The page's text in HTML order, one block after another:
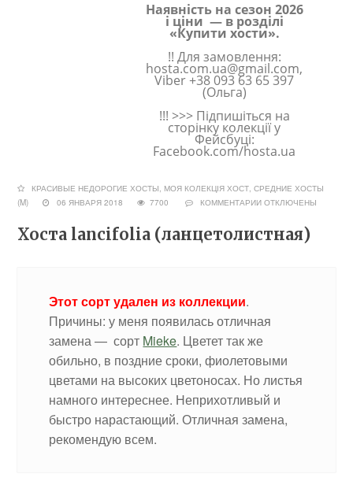
Наявність на сезон 2026
і ціни — в розділі
«Купити хости».
!! Для замовлення:
hosta.com.ua@gmail.com,
Viber +38 093 63 65 397
(Ольга)
!!! >>> Підпишіться на
сторінку колекції у
Фейсбуці:
Facebook.com/hosta.ua
КРАСИВЫЕ НЕДОРОГИЕ ХОСТЫ, МОЯ КОЛЕКЦІЯ ХОСТ,СРЕДНИЕ ХОСТЫ
(M)
06 ЯНВАРЯ 2018 7700 КОММЕНТАРИИ ОТКЛЮЧЕНЫ
Хоста lancifolia (ланцетолистная)
Этот сорт удален из коллекции.
Причины: у меня появилась отличная
замена — сорт Mieke. Цветет так же
обильно, в поздние сроки, фиолетовыми
цветами на высоких цветоносах. Но листья
намного интереснее. Неприхотливый и
быстро нарастающий. Отличная замена,
рекомендую всем.